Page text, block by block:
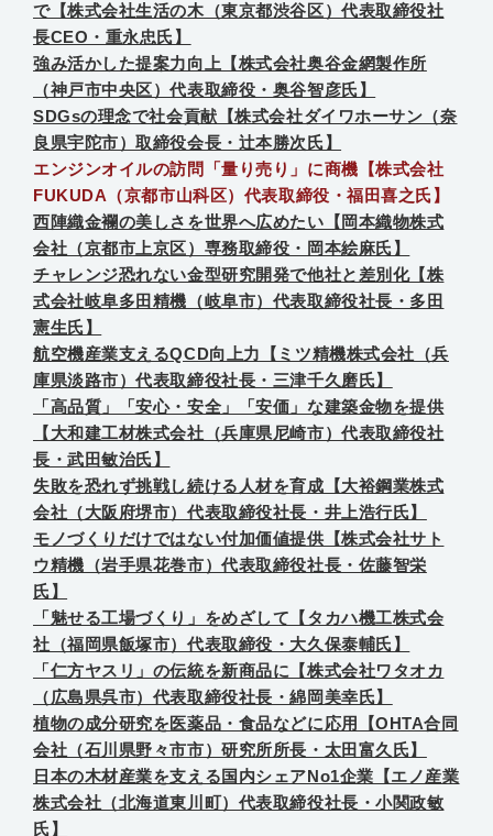
で【株式会社生活の木（東京都渋谷区）代表取締役社
長CEO・重永忠氏】
強み活かした提案力向上【株式会社奥谷金網製作所
（神戸市中央区）代表取締役・奥谷智彦氏】
SDGsの理念で社会貢献【株式会社ダイワホーサン（奈
良県宇陀市）取締役会長・辻本勝次氏】
エンジンオイルの訪問「量り売り」に商機【株式会社
FUKUDA（京都市山科区）代表取締役・福田喜之氏】
西陣織金襴の美しさを世界へ広めたい【岡本織物株式
会社（京都市上京区）専務取締役・岡本絵麻氏】
チャレンジ恐れない金型研究開発で他社と差別化【株
式会社岐阜多田精機（岐阜市）代表取締役社長・多田
憲生氏】
航空機産業支えるQCD向上力【ミツ精機株式会社（兵
庫県淡路市）代表取締役社長・三津千久磨氏】
「高品質」「安心・安全」「安価」な建築金物を提供
【大和建工材株式会社（兵庫県尼崎市）代表取締役社
長・武田敏治氏】
失敗を恐れず挑戦し続ける人材を育成【大裕鋼業株式
会社（大阪府堺市）代表取締役社長・井上浩行氏】
モノづくりだけではない付加価値提供【株式会社サト
ウ精機（岩手県花巻市）代表取締役社長・佐藤智栄
氏】
「魅せる工場づくり」をめざして【タカハ機工株式会
社（福岡県飯塚市）代表取締役・大久保泰輔氏】
「仁方ヤスリ」の伝統を新商品に【株式会社ワタオカ
（広島県呉市）代表取締役社長・綿岡美幸氏】
植物の成分研究を医薬品・食品などに応用【OHTA合同
会社（石川県野々市市）研究所所長・太田富久氏】
日本の木材産業を支える国内シェアNo1企業【エノ産業
株式会社（北海道東川町）代表取締役社長・小関政敏
氏】